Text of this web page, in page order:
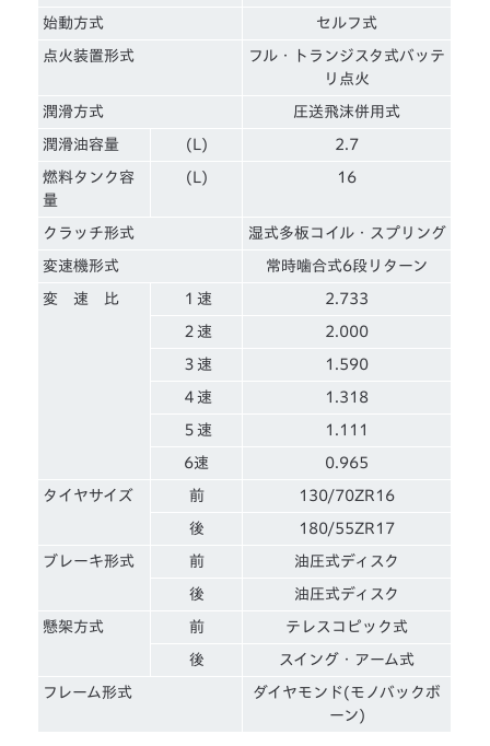
始動方式 セルフ式
点火装置形式
フル・トランジスタ式バッテ
リ点火
潤滑方式 圧送飛沫併用式
潤滑油容量 (L) 2.7
燃料タンク容
量
(L) 16
クラッチ形式 湿式多板コイル・スプリング
変速機形式 常時噛合式6段リターン
変 速 比 １速 2.733
２速 2.000
３速 1.590
４速 1.318
５速 1.111
6速 0.965
タイヤサイズ 前 130/70ZR16
後 180/55ZR17
ブレーキ形式 前 油圧式ディスク
後 油圧式ディスク
懸架方式 前 テレスコピック式
後 スイング・アーム式
フレーム形式
ダイヤモンド(モノバックボ
ーン)